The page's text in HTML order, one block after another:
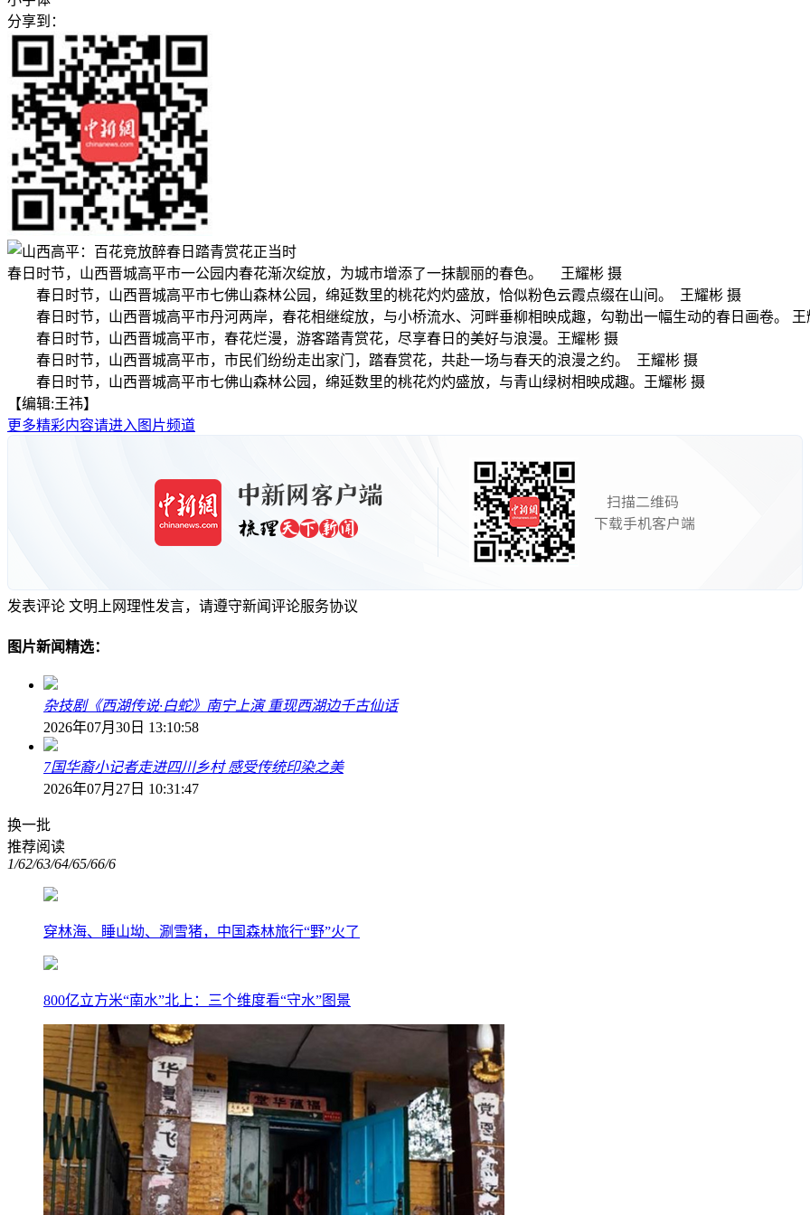
分享到：
春日时节，山西晋城高平市一公园内春花渐次绽放，为城市增添了一抹靓丽的春色。 王耀彬 摄
春日时节，山西晋城高平市七佛山森林公园，绵延数里的桃花灼灼盛放，恰似粉色云霞点缀在山间。 王耀彬 摄
春日时节，山西晋城高平市丹河两岸，春花相继绽放，与小桥流水、河畔垂柳相映成趣，勾勒出一幅生动的春日画卷。
春日时节，山西晋城高平市，春花烂漫，游客踏青赏花，尽享春日的美好与浪漫。王耀彬 摄
春日时节，山西晋城高平市，市民们纷纷走出家门，踏春赏花，共赴一场与春天的浪漫之约。 王耀彬 摄
春日时节，山西晋城高平市七佛山森林公园，绵延数里的桃花灼灼盛放，与青山绿树相映成趣。王耀彬 摄
【编辑:王祎】
更多精彩内容请进入图片频道
发表评论 文明上网理性发言，请遵守新闻评论服务协议
图片新闻精选：
杂技剧《西湖传说·白蛇》南宁上演 重现西湖边千古仙话
2026年07月30日 13:10:58
7国华裔小记者走进四川乡村 感受传统印染之美
2026年07月27日 10:31:47
换一批
推荐阅读
1/62/63/64/65/66/6
穿林海、睡山坳、涮雪猪，中国森林旅行“野”火了
800亿立方米“南水”北上：三个维度看“守水”图景